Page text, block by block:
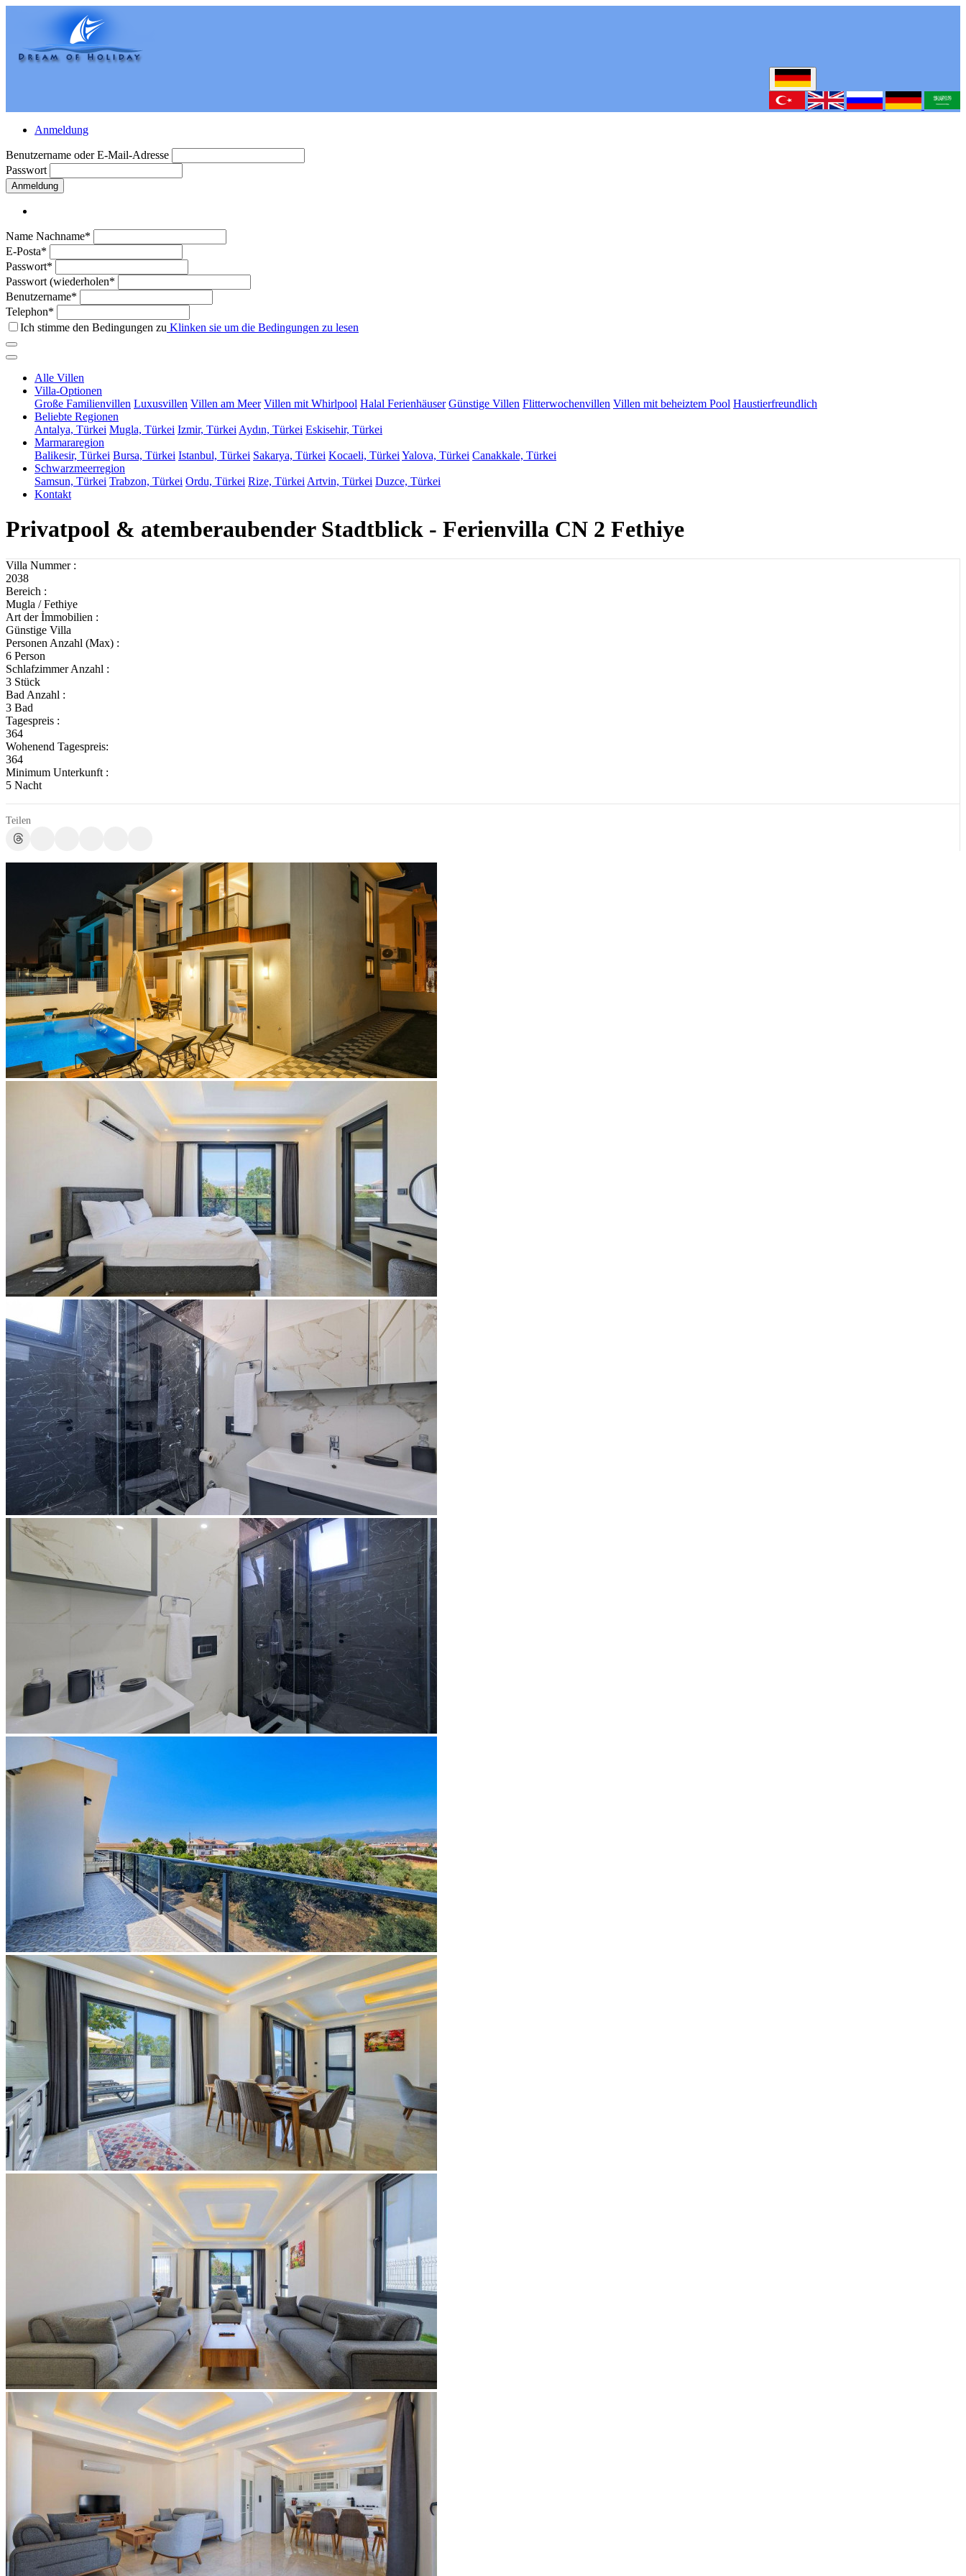
Anmeldung
Benutzername oder E-Mail-Adresse
Passwort
Anmeldung
Name Nachname*
E-Posta*
Passwort*
Passwort (wiederholen*
Benutzername*
Telephon*
Ich stimme den Bedingungen zu Klinken sie um die Bedingungen zu lesen
Alle Villen
Villa-Optionen
Große Familienvillen Luxusvillen Villen am Meer Villen mit Whirlpool Halal Ferienhäuser Günstige Villen Flitterwochenvillen Villen mit beheiztem Pool Haustierfreundlich
Beliebte Regionen
Antalya, Türkei Mugla, Türkei Izmir, Türkei Aydın, Türkei Eskisehir, Türkei
Marmararegion
Balikesir, Türkei Bursa, Türkei Istanbul, Türkei Sakarya, Türkei Kocaeli, Türkei Yalova, Türkei Canakkale, Türkei
Schwarzmeerregion
Samsun, Türkei Trabzon, Türkei Ordu, Türkei Rize, Türkei Artvin, Türkei Duzce, Türkei
Kontakt
Privatpool & atemberaubender Stadtblick - Ferienvilla CN 2 Fethiye
Villa Nummer :
2038
Bereich :
Mugla / Fethiye
Art der İmmobilien :
Günstige Villa
Personen Anzahl (Max) :
6 Person
Schlafzimmer Anzahl :
3 Stück
Bad Anzahl :
3 Bad
Tagespreis :
364
Wohenend Tagespreis:
364
Minimum Unterkunft :
5 Nacht
Teilen